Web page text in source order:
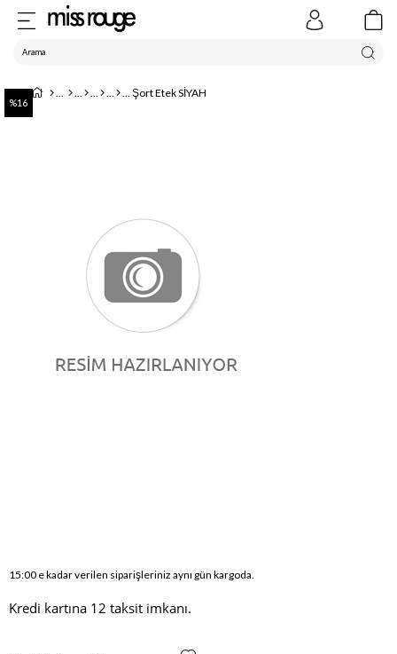
Şort Etek SİYAH
16
15:00 e kadar verilen siparişleriniz aynı gün kargoda.
Kredi kartına 12 taksit imkanı.